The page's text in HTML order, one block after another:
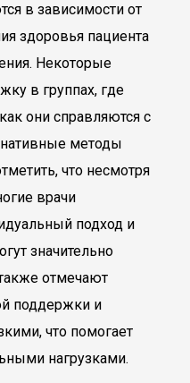
в зависимости от
здоровья пациента
Некоторые
в группах, где
они справляются с
методы
что несмотря
врачи
подход и
значительно
отмечают
поддержки и
что помогает
нагрузками.